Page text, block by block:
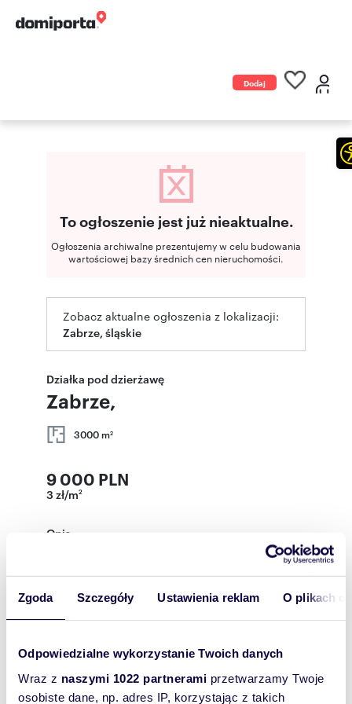
Zgoda Szczegóły Ustawienia reklam O plikach
Odpowiedzialne wykorzystanie Twoich danych
Wraz z naszymi 1022 partnerami przetwarzamy Twoje
osobiste dane, np. adres IP, korzystając z takich
Dodaj
To ogłoszenie jest już nieaktualne.
Ogłoszenia archiwalne prezentujemy w celu budowania
wartościowej bazy średnich cen nieruchomości.
Zobacz aktualne ogłoszenia z lokalizacji:
Zabrze, śląskie
Działka pod dzierżawę
Zabrze,
3000 m2
9 000 PLN
3 zł/m2
Opis
3000 m2 w Zabrzu - Makoszowy. Teren w
całości utwardzony i ogrodzony. Działka
TIR. Możliwość podłączenia prądu i wody.
Drogową Trasę Średnicową. Bardzo łatwy i
szybki dojazd do Katowic, Gliwic, Zabrza. Cena
wynajmu 9000 zł netto (3zł/m2). Możliwość
zakupu działki.